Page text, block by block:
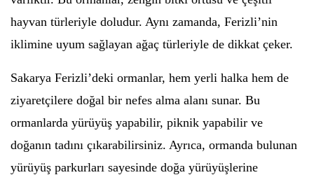
hayvan türleriyle doludur. Aynı zamanda, Ferizli’nin
iklimine uyum sağlayan ağaç türleriyle de dikkat çeker.
Sakarya Ferizli’deki ormanlar, hem yerli halka hem de
ziyaretçilere doğal bir nefes alma alanı sunar. Bu
ormanlarda yürüyüş yapabilir, piknik yapabilir ve
doğanın tadını çıkarabilirsiniz. Ayrıca, ormanda bulunan
yürüyüş parkurları sayesinde doğa yürüyüşlerine